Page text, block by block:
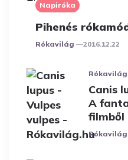
Napiróka
Pihenés
Posted
Rókavilág 2016.12.22
Rókavilág
Canis
A
filmből
Posted
Rókavilág